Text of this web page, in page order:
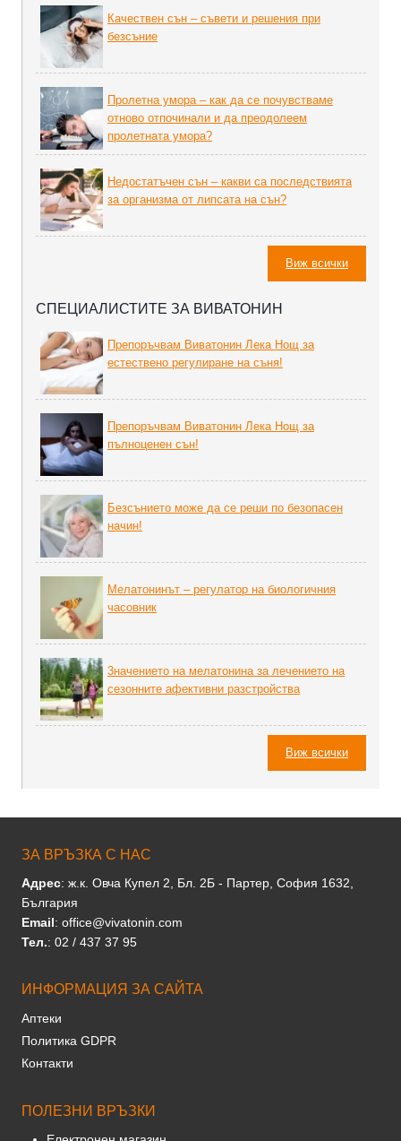
Качествен сън – съвети и решения при
безсъние
Пролетна умора – как да се почувстваме
отново отпочинали и да преодолеем
пролетната умора?
Недостатъчен сън – какви са последствията
за организма от липсата на сън?
Виж всички
СПЕЦИАЛИСТИТЕ ЗА ВИВАТОНИН
Препоръчвам Виватонин Лека Нощ за
естествено регулиране на съня!
Препоръчвам Виватонин Лека Нощ за
пълноценен сън!
Безсънието може да се реши по безопасен
начин!
Мелатонинът – регулатор на биoлoгичния
часовник
3начението на мелатонина за лечението на
сезонните афективни разстройства
Виж всички
ЗА ВРЪЗКА С НАС
Адрес: ж.к. Овча Купел 2, Бл. 2Б - Партер, София 1632,
България
Email: office@vivatonin.com
Тел.: 02 / 437 37 95
ИНФОРМАЦИЯ ЗА САЙТА
Аптеки
Политика GDPR
Контакти
ПОЛЕЗНИ ВРЪЗКИ